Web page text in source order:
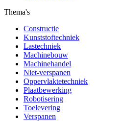
Thema's
Constructie
Kunststoftechniek
Lastechniek
Machinebouw
Machinehandel
Niet-verspanen
Oppervlaktetechniek
Plaatbewerking
Robotisering
Toelevering
Verspanen